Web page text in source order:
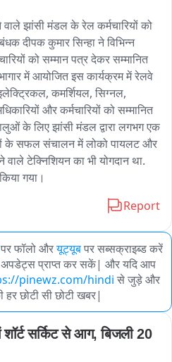
झांसी मंडल के रेल कर्मचारियों को
दीपक कुमार सिन्हा ने विभिन्न
को सम्मान पत्र देकर सम्मानित
में आयोजित इस कार्यक्रम में रेलवे
कमर्शियल, सिग्नल,
और कर्मचारियों को सम्मानित
के लिए झांसी मंडल द्वारा लगभग एक
के सफल संचालन में लोको पायलट और
टेक्निशियन का भी योगदान था.
गया।
Report
पर फॉलो औरयूट्यूबपर सब्सक्राइब्ड करें
अपडेट्स प्राप्त कर सकें| और यदि आप
pinewz.com/hindi से जुड़े और
छोटी सी छोटी खबर|
सर्किट से आग, बिजली 20